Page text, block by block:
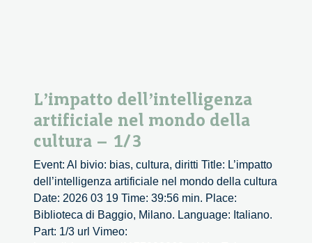
L’impatto dell’intelligenza
artificiale nel mondo della
cultura – 1/3
Event: Al bivio: bias, cultura, diritti Title: L’impatto
dell’intelligenza artificiale nel mondo della cultura
Date: 2026 03 19 Time: 39:56 min. Place:
Biblioteca di Baggio, Milano. Language: Italiano.
Part: 1/3 url Vimeo: